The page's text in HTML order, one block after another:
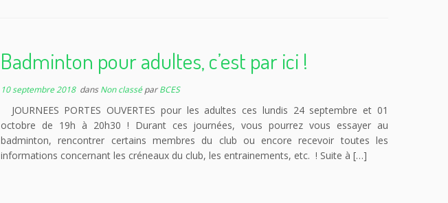
Badminton pour adultes, c’est par ici !
10 septembre 2018dansNon classéparBCES
JOURNEES PORTES OUVERTES pour les adultes ces lundis 24 septembre et 01
octobre de 19h à 20h30 ! Durant ces journées, vous pourrez vous essayer au
badminton, rencontrer certains membres du club ou encore recevoir toutes les
informations concernant les créneaux du club, les entrainements, etc. ! Suite à […]